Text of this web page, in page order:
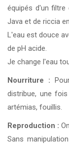
équipés d'un
Java et de riccia
L'eau est douce
de pH acide.
Je change l'eau
Nourriture :
distribue, une
artémias, fouillis.
Reproduction :
Sans